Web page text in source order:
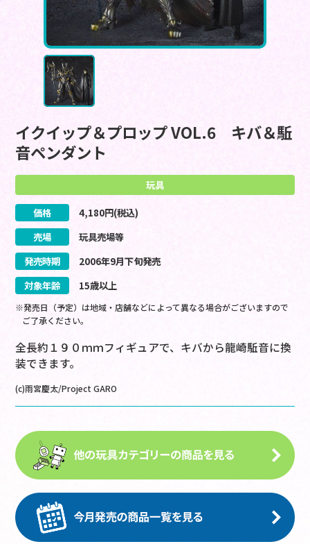
イクイップ＆プロップ VOL.6 キバ＆駈
音ペンダント
玩具
価格 4,180円(税込)
売場
玩具売場等
発売時期
2006年9月下旬発売
対象年齢
15歳以上
※発売日（予定）は地域・店舗などによって異なる場合がございますので
ご了承ください。
全長約１９０ｍｍフィギュアで、キバから龍崎駈音に換
装できます。
(c)雨宮慶太/Project GARO